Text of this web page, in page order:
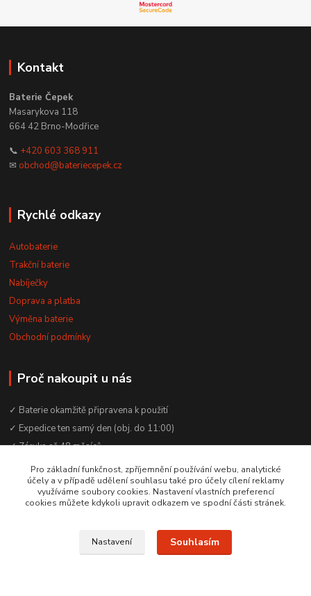
Kontakt
Baterie Čepek
Masarykova 118
664 42 Brno-Modřice
📞 +420 603 368 911
✉ obchod@bateriecepek.cz
Rychlé odkazy
Autobaterie
Trakční baterie
Nabíječky
Doprava a platba
Výměna baterie
Obchodní podmínky
Proč nakoupit u nás
✓ Baterie okamžitě připravena k použití
✓ Expedice ten samý den (obj. do 11:00)
✓ Záruka až 48 měsíců
✓ Odborné poradenství zdarma
✓ Česká rodinná firma od 2012
✓ YouTube kanál s návody a testy baterií
Pro základní funkčnost, zpříjemnění používání webu, analytické
účely a v případě udělení souhlasu také pro účely cílení reklamy
využíváme soubory cookies. Nastavení vlastních preferencí
cookies můžete kdykoli upravit odkazem ve spodní části stránek.
Nastavení Souhlasím